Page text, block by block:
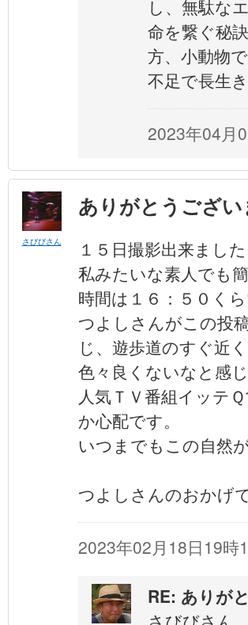
し、無駄な
命を繋ぐ秘
方、小動物
不足で長生
2023年04月
さびびさん
ありがとうござい
１５日撮影出来まし
私みたいな素人でも
時間は１６：５０くら
つよしさんがこの投
じ、遊歩道のすぐ近
色々良くないなと感
人気ＴＶ番組イッテ
か心配です。
いつまでもこの自然
つよしさんのおかげ
2023年02月18日19時
RE: ありが
さびびさん